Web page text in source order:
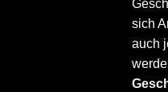
sich
auch